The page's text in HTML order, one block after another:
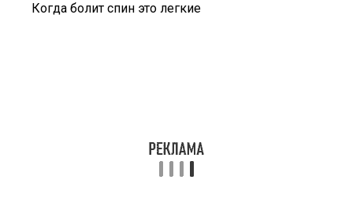
Когда болит спин это легкие